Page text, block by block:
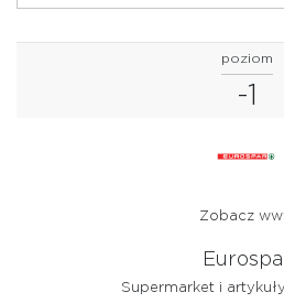
poziom
-1
Zobacz
Supermarket i